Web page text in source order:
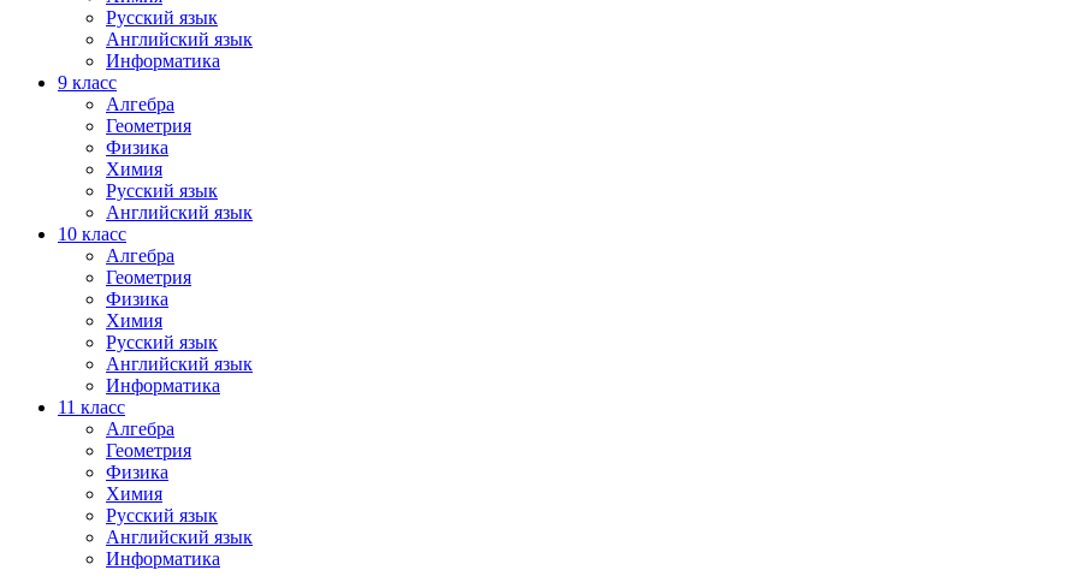
Русский язык
Английский язык
Информатика
9 класс
Алгебра
Геометрия
Физика
Химия
Русский язык
Английский язык
10 класс
Алгебра
Геометрия
Физика
Химия
Русский язык
Английский язык
Информатика
11 класс
Алгебра
Геометрия
Физика
Химия
Русский язык
Английский язык
Информатика